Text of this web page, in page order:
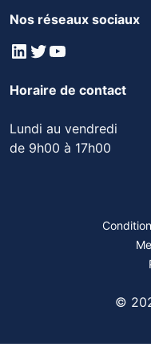
Nos réseaux sociaux
LinkedIn
Twitter
YouTube
Horaire de contact
Lundi au vendredi
de 9h00 à 17h00
©